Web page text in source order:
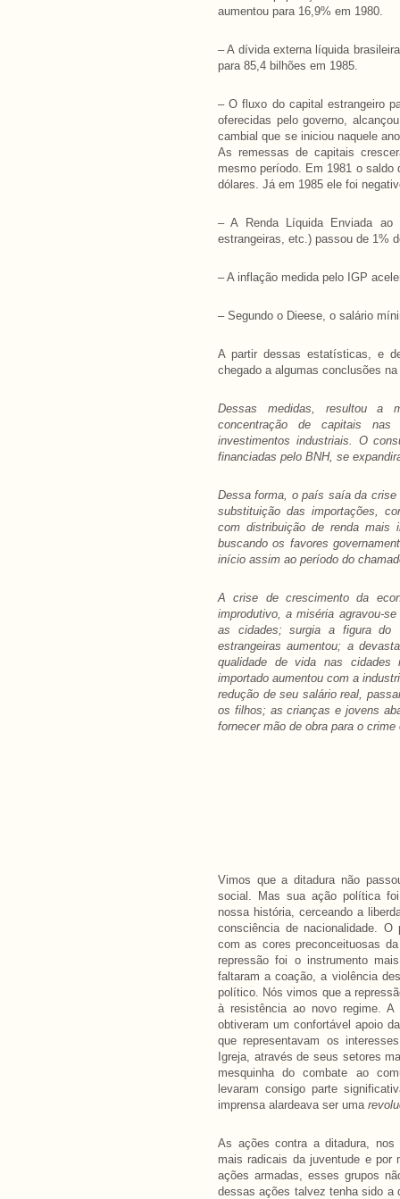
aumentou para 16,9% em 1980.
– A dívida externa líquida
para 85,4 bilhões em 1985.
– O fluxo do capital estrangeiro
oferecidas pelo governo,
cambial que se iniciou naquele
As remessas de capitais
mesmo período. Em 1981 o
dólares. Já em 1985 ele foi
– A Renda Líquida Enviada ao
estrangeiras, etc.) passou de 1%
– A inflação medida pelo IGP
– Segundo o Dieese, o salário
A partir dessas estatísticas, e
chegado a algumas conclusões
Dessas medidas, resultou a
concentração de capitais
investimentos industriais. O
financiadas pelo BNH, se
Dessa forma, o país saía da
substituição das importações,
com distribuição de renda mais
buscando os favores
início assim ao período do
A crise de crescimento da
improdutivo, a miséria agravou-
as cidades; surgia a figura do
estrangeiras aumentou; a
qualidade de vida nas cidades
importado aumentou com a
redução de seu salário real,
os filhos; as crianças e jovens
fornecer mão de obra para o crime
Vimos que a ditadura não
social. Mas sua ação política
nossa história, cerceando a
consciência de nacionalidade.
com as cores preconceituosas
repressão foi o instrumento
faltaram a coação, a violência
político. Nós vimos que a
à resistência ao novo regime.
obtiveram um confortável apoio
que representavam os
Igreja, através de seus setores
mesquinha do combate ao
levaram consigo parte
imprensa alardeava ser uma
As ações contra a ditadura, nos
mais radicais da juventude e por
ações armadas, esses grupos
dessas ações talvez tenha sido a